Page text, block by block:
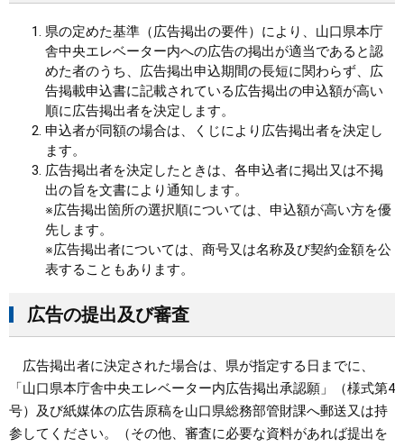
県の定めた基準（広告掲出の要件）により、山口県本庁
舎中央エレベーター内への広告の掲出が適当であると認
めた者のうち、広告掲出申込期間の長短に関わらず、広
告掲載申込書に記載されている広告掲出の申込額が高い
順に広告掲出者を決定します。
申込者が同額の場合は、くじにより広告掲出者を決定し
ます。
広告掲出者を決定したときは、各申込者に掲出又は不掲
出の旨を文書により通知します。
※広告掲出箇所の選択順については、申込額が高い方を優
先します。
※広告掲出者については、商号又は名称及び契約金額を公
表することもあります。
広告の提出及び審査
広告掲出者に決定された場合は、県が指定する日までに、
「山口県本庁舎中央エレベーター内広告掲出承認願」（様式第4
号）及び紙媒体の広告原稿を山口県総務部管財課へ郵送又は持
参してください。（その他、審査に必要な資料があれば提出を